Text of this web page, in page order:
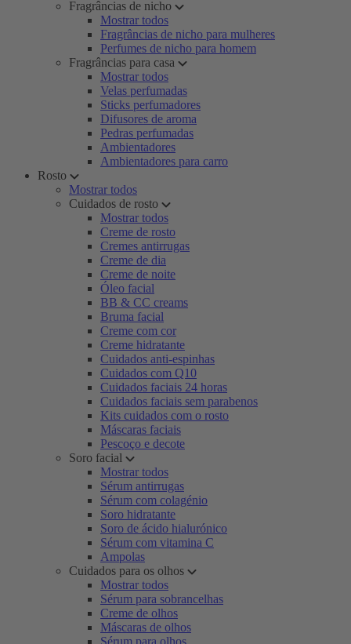
Fragrâncias de nicho
Mostrar todos
Fragrâncias de nicho para mulheres
Perfumes de nicho para homem
Fragrâncias para casa
Mostrar todos
Velas perfumadas
Sticks perfumadores
Difusores de aroma
Pedras perfumadas
Ambientadores
Ambientadores para carro
Rosto
Mostrar todos
Cuidados de rosto
Mostrar todos
Creme de rosto
Cremes antirrugas
Creme de dia
Creme de noite
Óleo facial
BB & CC creams
Bruma facial
Creme com cor
Creme hidratante
Cuidados anti-espinhas
Cuidados com Q10
Cuidados faciais 24 horas
Cuidados faciais sem parabenos
Kits cuidados com o rosto
Máscaras faciais
Pescoço e decote
Soro facial
Mostrar todos
Sérum antirrugas
Sérum com colagénio
Soro hidratante
Soro de ácido hialurónico
Sérum com vitamina C
Ampolas
Cuidados para os olhos
Mostrar todos
Sérum para sobrancelhas
Creme de olhos
Máscaras de olhos
Sérum para olhos